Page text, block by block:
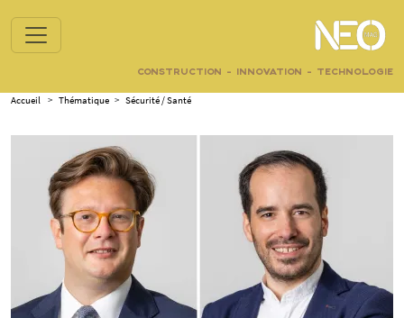
CONSTRUCTION - INNOVATION - TECHNOLOGIE
Accueil > Thématique > Sécurité / Santé